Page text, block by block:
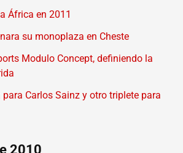
África en 2011
su monoplaza en Cheste
Modulo Concept, definiendo la
Carlos Sainz y otro triplete para
2010